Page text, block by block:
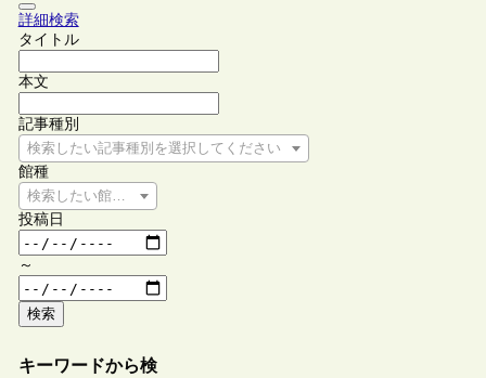
詳細検索
タイトル
本文
記事種別
検索したい記事種別を選択してください
館種
検索したい館種を選択してください
投稿日
～
検索
キーワードから検